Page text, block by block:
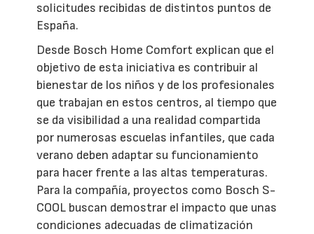
solicitudes recibidas de distintos puntos de
España.
Desde Bosch Home Comfort explican que el
objetivo de esta iniciativa es contribuir al
bienestar de los niños y de los profesionales
que trabajan en estos centros, al tiempo que
se da visibilidad a una realidad compartida
por numerosas escuelas infantiles, que cada
verano deben adaptar su funcionamiento
para hacer frente a las altas temperaturas.
Para la compañía, proyectos como Bosch S-
COOL buscan demostrar el impacto que unas
condiciones adecuadas de climatización